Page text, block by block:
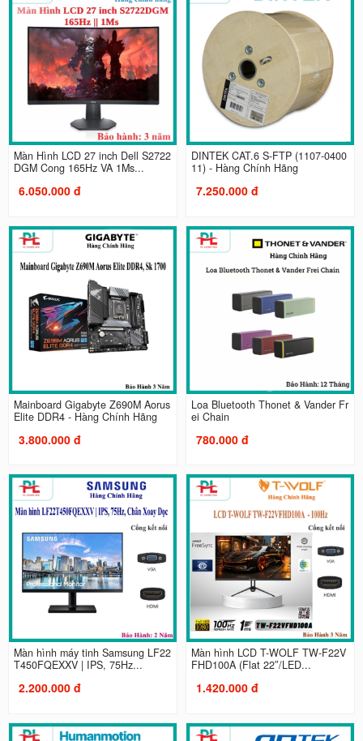
Màn Hình LCD 27 inch Dell S2722
DGM Cong 165Hz VA 1Ms...
6.050.000 đ
DINTEK CAT.6 S-FTP (1107-0400
11) - Hàng Chính Hãng
7.250.000 đ
Mainboard Gigabyte Z690M Aorus
Elite DDR4 - Hàng Chính Hãng
3.800.000 đ
Loa Bluetooth Thonet & Vander Fr
ei Chain
780.000 đ
Màn hình máy tinh Samsung LF22
T450FQEXXV | IPS, 75Hz...
2.200.000 đ
Màn hình LCD T-WOLF TW-F22V
FHD100A (Flat 22″/LED...
1.420.000 đ